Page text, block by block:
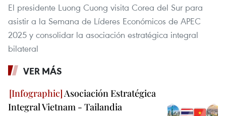
El presidente Luong Cuong visita Corea del Sur para
asistir a la Semana de Líderes Económicos de APEC
2025 y consolidar la asociación estratégica integral
bilateral
VER MÁS
Asociación Estratégica
Integral Vietnam - Tailandia